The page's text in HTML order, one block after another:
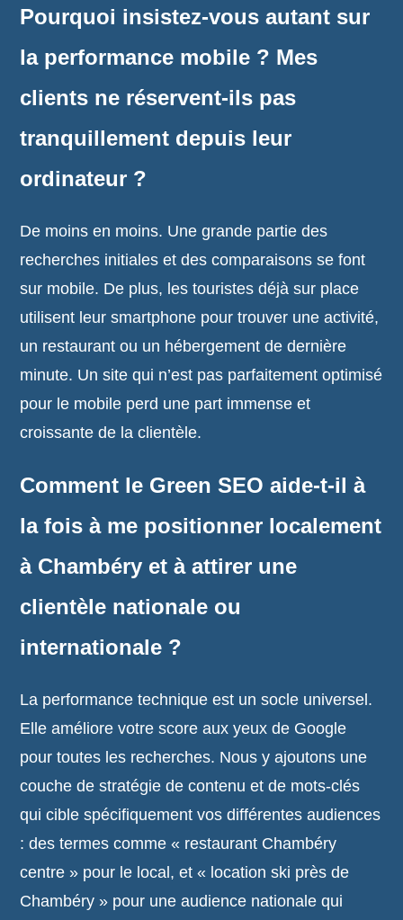
Pourquoi insistez-vous autant sur
la performance mobile ? Mes
clients ne réservent-ils pas
tranquillement depuis leur
ordinateur ?
De moins en moins. Une grande partie des
recherches initiales et des comparaisons se font
sur mobile. De plus, les touristes déjà sur place
utilisent leur smartphone pour trouver une activité,
un restaurant ou un hébergement de dernière
minute. Un site qui n’est pas parfaitement optimisé
pour le mobile perd une part immense et
croissante de la clientèle.
Comment le Green SEO aide-t-il à
la fois à me positionner localement
à Chambéry et à attirer une
clientèle nationale ou
internationale ?
La performance technique est un socle universel.
Elle améliore votre score aux yeux de Google
pour toutes les recherches. Nous y ajoutons une
couche de stratégie de contenu et de mots-clés
qui cible spécifiquement vos différentes audiences
: des termes comme « restaurant Chambéry
centre » pour le local, et « location ski près de
Chambéry » pour une audience nationale qui